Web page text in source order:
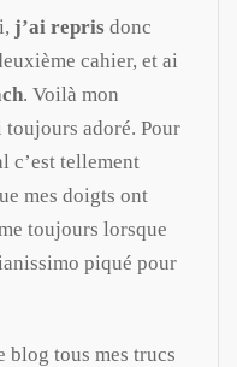
j’ai repris donc
cahier, et ai
. Voilà mon
toujours adoré. Pour
c’est tellement
mes doigts ont
toujours lorsque
piqué pour
blog tous mes trucs